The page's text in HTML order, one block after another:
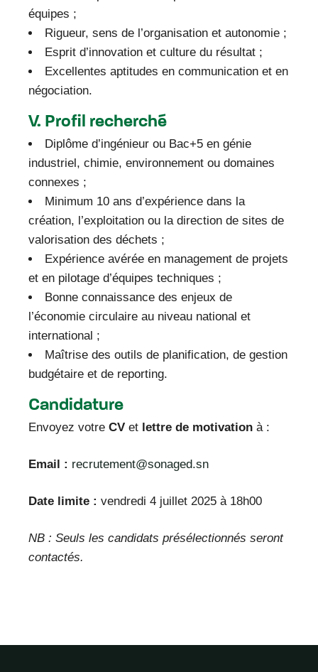
équipes ;
Rigueur, sens de l’organisation et autonomie ;
Esprit d’innovation et culture du résultat ;
Excellentes aptitudes en communication et en
négociation.
V. Profil recherché
Diplôme d’ingénieur ou Bac+5 en génie
industriel, chimie, environnement ou domaines
connexes ;
Minimum 10 ans d’expérience dans la
création, l’exploitation ou la direction de sites de
valorisation des déchets ;
Expérience avérée en management de projets
et en pilotage d’équipes techniques ;
Bonne connaissance des enjeux de
l’économie circulaire au niveau national et
international ;
Maîtrise des outils de planification, de gestion
budgétaire et de reporting.
Candidature
Envoyez votre CV et lettre de motivation à :
Email : recrutement@sonaged.sn
Date limite : vendredi 4 juillet 2025 à 18h00
NB : Seuls les candidats présélectionnés seront
contactés.